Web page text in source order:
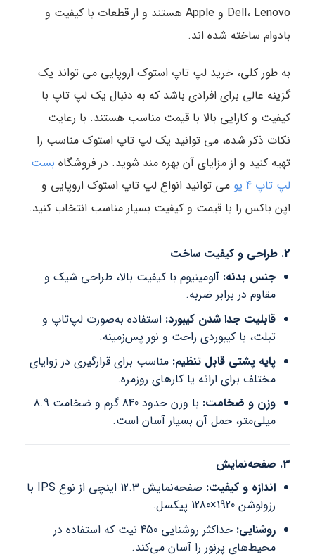
Dell، Lenovo و Apple هستند و از قطعات با کیفیت و
بادوام ساخته شده اند.
به طور کلی، خرید لپ تاپ استوک اروپایی می تواند یک
گزینه عالی برای افرادی باشد که به دنبال یک لپ تاپ با
کیفیت و کارایی بالا با قیمت مناسب هستند. با رعایت
نکات ذکر شده، می توانید یک لپ تاپ استوک مناسب را
تهیه کنید و از مزایای آن بهره مند شوید. در فروشگاه بست
لپ تاپ 4 یو
می توانید انواع لپ تاپ استوک اروپایی و
اپن باکس را با قیمت و کیفیت بسیار مناسب انتخاب کنید.
2. طراحی و کیفیت ساخت
جنس بدنه: آلومینیوم با کیفیت بالا، طراحی شیک و
مقاوم در برابر ضربه.
قابلیت جدا شدن کیبورد: استفاده به‌صورت لپ‌تاپ و
تبلت، با کیبوردی راحت و نور پس‌زمینه.
پایه پشتی قابل تنظیم: مناسب برای قرارگیری در زوایای
مختلف برای ارائه یا کارهای روزمره.
وزن و ضخامت:
با وزن حدود 840 گرم و ضخامت 8.9
میلی‌متر، حمل آن بسیار آسان است.
3. صفحه‌نمایش
اندازه و کیفیت:
صفحه‌نمایش 12.3 اینچی از نوع IPS با
رزولوشن 1920×1280 پیکسل.
روشنایی:
حداکثر روشنایی 450 نیت که استفاده در
محیط‌های پرنور را آسان می‌کند.